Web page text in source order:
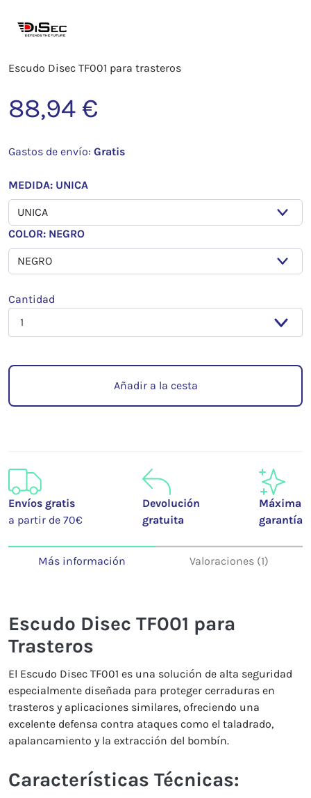
Escudo Disec TF001 para trasteros
88,94 €
Gastos de envío: Gratis
MEDIDA: UNICA
COLOR: NEGRO
Cantidad
Añadir a la cesta
Envíos gratis
a partir de 70€
Devolución
gratuita
Máxima
garantía
Más información Valoraciones (1)
Escudo Disec TF001 para
Trasteros
El Escudo Disec TF001 es una solución de alta seguridad
especialmente diseñada para proteger cerraduras en
trasteros y aplicaciones similares, ofreciendo una
excelente defensa contra ataques como el taladrado,
apalancamiento y la extracción del bombín.
Características Técnicas: